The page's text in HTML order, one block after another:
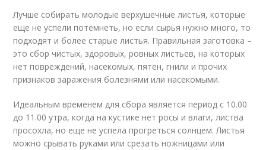
Лучше собирать молодые верхушечные листья, которые
еще не успели потемнеть, но если сырья нужно много, то
подходят и более старые листья. Правильная заготовка –
это сбор чистых, здоровых, ровных листьев, на которых
нет повреждений, насекомых, пятен, гнили и прочих
признаков заражения болезнями или насекомыми.
Идеальным временем для сбора является период с 10.00
до 11.00 утра, когда на кустике нет росы и влаги, листва
просохла, но еще не успела прогреться солнцем. Листья
можно срывать руками или срезать ножницами или